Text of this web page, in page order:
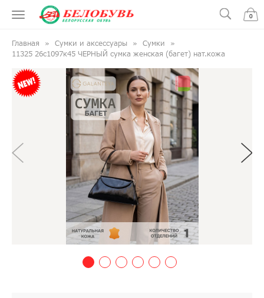
0
Главная Сумки и аксессуары
Сумки
11325 26с1097к45 ЧЕРНЫЙ сумка женская (багет) нат.кожа